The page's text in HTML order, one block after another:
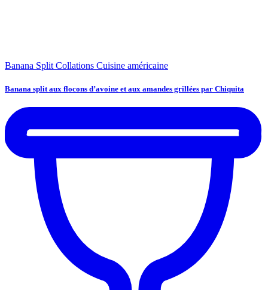
Banana Split Collations Cuisine américaine
Banana split aux flocons d’avoine et aux amandes grillées par Chiquita